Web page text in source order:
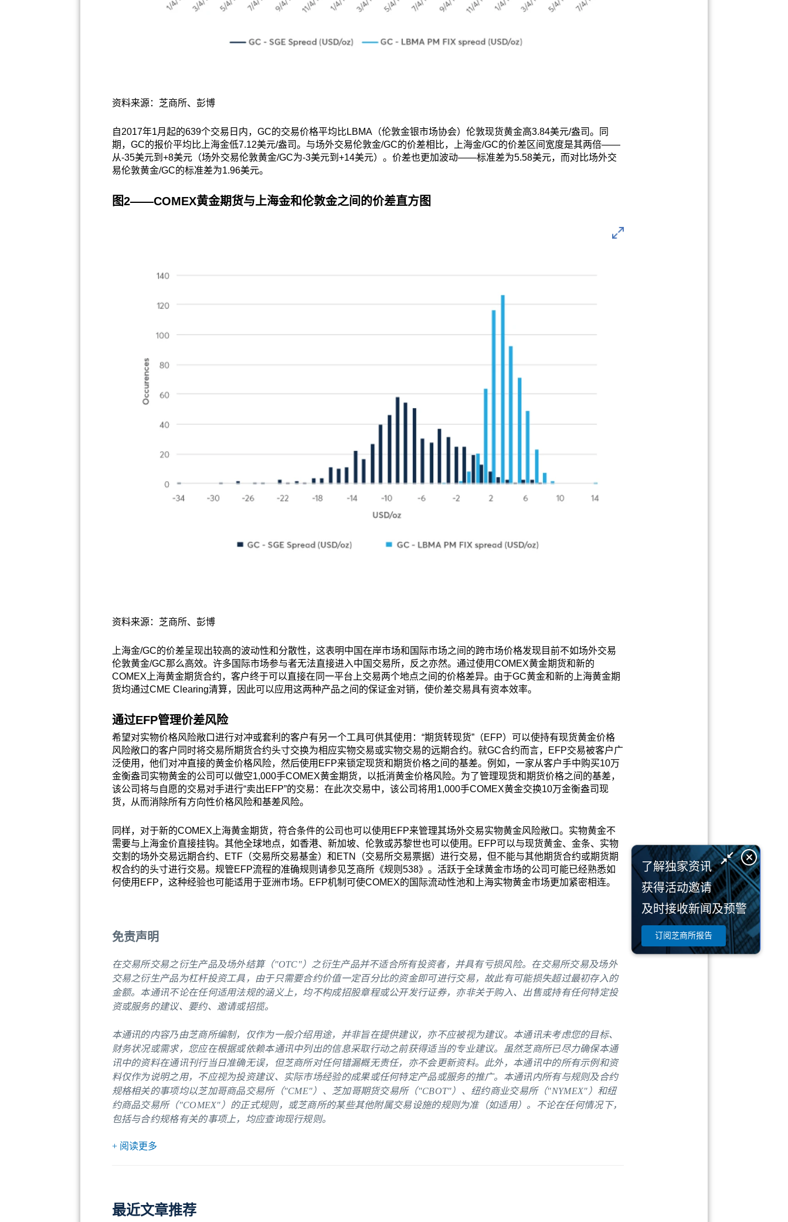
资料来源：芝商所、彭博
自2017年1月起的639个交易日内，GC的交易价格平均比LBMA（伦敦金银市场协会）伦敦现货黄金高3.84美元/盎司。同
期，GC的报价平均比上海金低7.12美元/盎司。与场外交易伦敦金/GC的价差相比，上海金/GC的价差区间宽度是其两倍——
从-35美元到+8美元（场外交易伦敦黄金/GC为-3美元到+14美元）。价差也更加波动——标准差为5.58美元，而对比场外交
易伦敦黄金/GC的标准差为1.96美元。
图2——COMEX黄金期货与上海金和伦敦金之间的价差直方图
资料来源：芝商所、彭博
上海金/GC的价差呈现出较高的波动性和分散性，这表明中国在岸市场和国际市场之间的跨市场价格发现目前不如场外交易
伦敦黄金/GC那么高效。许多国际市场参与者无法直接进入中国交易所，反之亦然。通过使用COMEX黄金期货和新的
COMEX上海黄金期货合约，客户终于可以直接在同一平台上交易两个地点之间的价格差异。由于GC黄金和新的上海黄金期
货均通过CME Clearing清算，因此可以应用这两种产品之间的保证金对销，使价差交易具有资本效率。
通过EFP管理价差风险
希望对实物价格风险敞口进行对冲或套利的客户有另一个工具可供其使用：“期货转现货”（EFP）可以使持有现货黄金价格
风险敞口的客户同时将交易所期货合约头寸交换为相应实物交易或实物交易的远期合约。就GC合约而言，EFP交易被客户广
泛使用，他们对冲直接的黄金价格风险，然后使用EFP来锁定现货和期货价格之间的基差。例如，一家从客户手中购买10万
金衡盎司实物黄金的公司可以做空1,000手COMEX黄金期货，以抵消黄金价格风险。为了管理现货和期货价格之间的基差，
该公司将与自愿的交易对手进行“卖出EFP”的交易：在此次交易中，该公司将用1,000手COMEX黄金交换10万金衡盎司现
货，从而消除所有方向性价格风险和基差风险。
同样，对于新的COMEX上海黄金期货，符合条件的公司也可以使用EFP来管理其场外交易实物黄金风险敞口。实物黄金不
需要与上海金价直接挂钩。其他全球地点，如香港、新加坡、伦敦或苏黎世也可以使用。EFP可以与现货黄金、金条、实物
交割的场外交易远期合约、ETF（交易所交易基金）和ETN（交易所交易票据）进行交易，但不能与其他期货合约或期货期
权合约的头寸进行交易。规管EFP流程的准确规则请参见芝商所《规则538》。活跃于全球黄金市场的公司可能已经熟悉如
何使用EFP，这种经验也可能适用于亚洲市场。EFP机制可使COMEX的国际流动性池和上海实物黄金市场更加紧密相连。
免责声明
在交易所交易之衍生产品及场外结算（"OTC"）之衍生产品并不适合所有投资者，并具有亏损风险。在交易所交易及场外
交易之衍生产品为杠杆投资工具，由于只需要合约价值一定百分比的资金即可进行交易，故此有可能损失超过最初存入的
金额。本通讯不论在任何适用法规的涵义上，均不构成招股章程或公开发行证券，亦非关于购入、出售或持有任何特定投
资或服务的建议、要约、邀请或招揽。
本通讯的内容乃由芝商所编制，仅作为一般介绍用途，并非旨在提供建议，亦不应被视为建议。本通讯未考虑您的目标、
财务状况或需求，您应在根据或依赖本通讯中列出的信息采取行动之前获得适当的专业建议。虽然芝商所已尽力确保本通
讯中的资料在通讯刊行当日准确无误，但芝商所对任何错漏概无责任，亦不会更新资料。此外，本通讯中的所有示例和资
料仅作为说明之用，不应视为投资建议、实际市场经验的成果或任何特定产品或服务的推广。本通讯内所有与规则及合约
规格相关的事项均以芝加哥商品交易所（"CME"）、芝加哥期货交易所（"CBOT"）、纽约商业交易所（"NYMEX"）和纽
约商品交易所（"COMEX"）的正式规则，或芝商所的某些其他附属交易设施的规则为准（如适用）。不论在任何情况下，
包括与合约规格有关的事项上，均应查询现行规则。
+ 阅读更多
最近文章推荐
了解独家资讯
获得活动邀请
及时接收新闻及预警
订阅芝商所报告